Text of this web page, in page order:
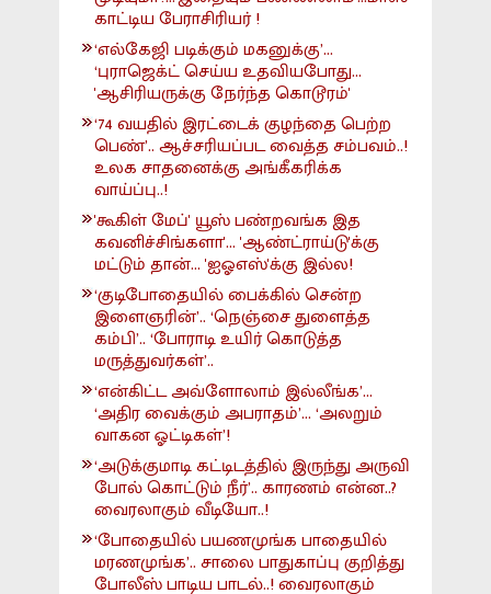
காட்டிய பேராசிரியர் !
‘எல்கேஜி படிக்கும் மகனுக்கு’...
‘புராஜெக்ட் செய்ய உதவியபோது...
'ஆசிரியருக்கு நேர்ந்த கொடூரம்'
‘74 வயதில் இரட்டைக் குழந்தை பெற்ற
பெண்’.. ஆச்சரியப்பட வைத்த சம்பவம்..!
உலக சாதனைக்கு அங்கீகரிக்க
வாய்ப்பு..!
'கூகிள் மேப்' யூஸ் பண்றவங்க இத
கவனிச்சிங்களா'... 'ஆண்ட்ராய்டு'க்கு
மட்டும் தான்... 'ஐஓஎஸ்'க்கு இல்ல!
‘குடிபோதையில் பைக்கில் சென்ற
இளைஞரின்’.. ‘நெஞ்சை துளைத்த
கம்பி’.. ‘போராடி உயிர் கொடுத்த
மருத்துவர்கள்’..
‘என்கிட்ட அவ்ளோலாம் இல்லீங்க’...
‘அதிர வைக்கும் அபராதம்’... ‘அலறும்
வாகன ஓட்டிகள்’!
‘அடுக்குமாடி கட்டிடத்தில் இருந்து அருவி
போல் கொட்டும் நீர்’.. காரணம் என்ன..?
வைரலாகும் வீடியோ..!
‘போதையில் பயணமுங்க பாதையில்
மரணமுங்க’.. சாலை பாதுகாப்பு குறித்து
போலீஸ் பாடிய பாடல்..! வைரலாகும்